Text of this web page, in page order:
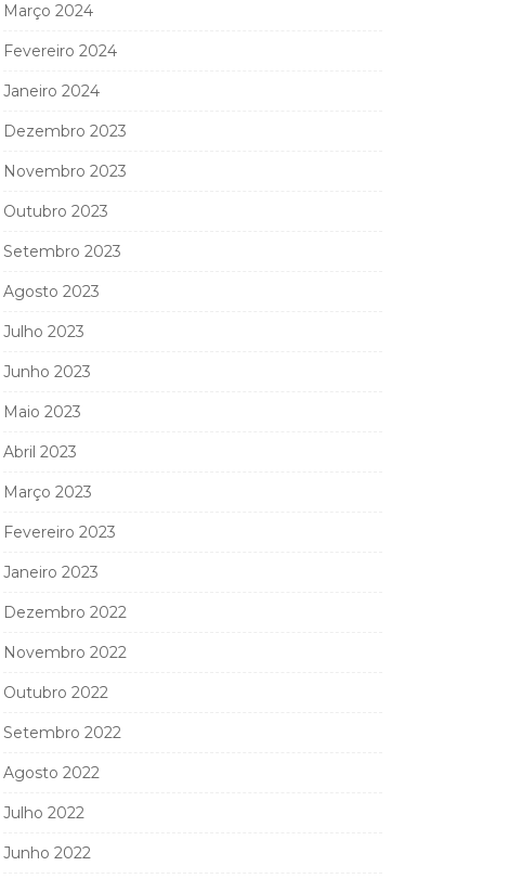
Março 2024
Fevereiro 2024
Janeiro 2024
Dezembro 2023
Novembro 2023
Outubro 2023
Setembro 2023
Agosto 2023
Julho 2023
Junho 2023
Maio 2023
Abril 2023
Março 2023
Fevereiro 2023
Janeiro 2023
Dezembro 2022
Novembro 2022
Outubro 2022
Setembro 2022
Agosto 2022
Julho 2022
Junho 2022